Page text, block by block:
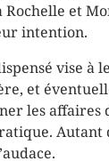
Rochelle et
intention.
vise à
et
les affaires
Autant